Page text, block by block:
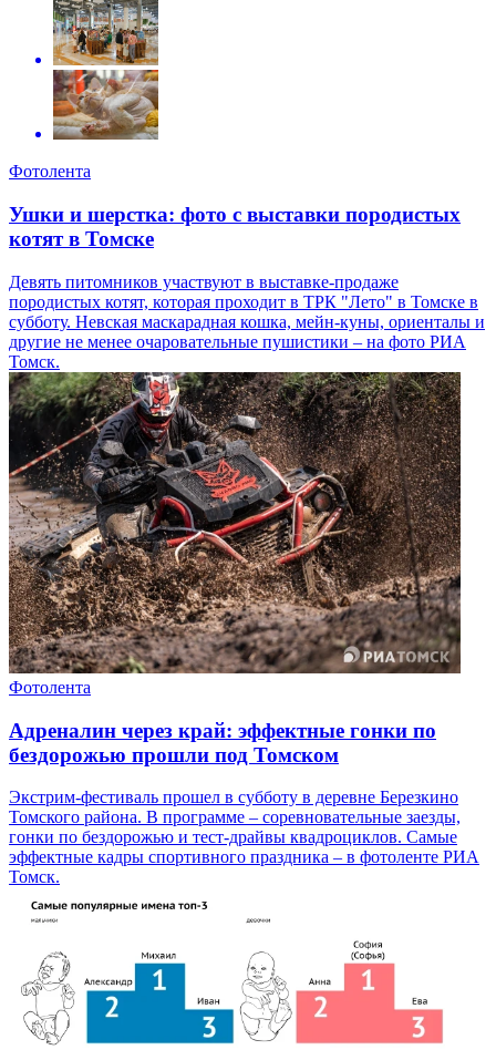
Фотолента
Ушки и шерстка: фото с выставки породистых
котят в Томске
Девять питомников участвуют в выставке-продаже
породистых котят, которая проходит в ТРК "Лето" в Томске в
субботу. Невская маскарадная кошка, мейн-куны, ориенталы и
другие не менее очаровательные пушистики – на фото РИА
Томск.
Фотолента
Адреналин через край: эффектные гонки по
бездорожью прошли под Томском
Экстрим-фестиваль прошел в субботу в деревне Березкино
Томского района. В программе – соревновательные заезды,
гонки по бездорожью и тест-драйвы квадроциклов. Самые
эффектные кадры спортивного праздника – в фотоленте РИА
Томск.